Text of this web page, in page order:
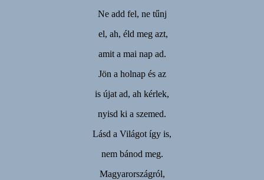
Ne add fel, ne tűnj
el, ah, éld meg azt,
amit a mai nap ad.
Jön a holnap és az
is újat ad, ah kérlek,
nyisd ki a szemed.
Lásd a Világot így is,
nem bánod meg.
Magyarországról,